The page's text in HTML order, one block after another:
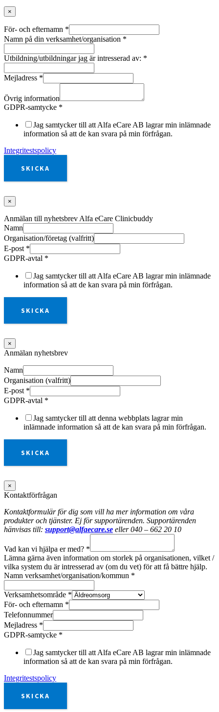
×
För- och efternamn *
Namn på din verksamhet/organisation *
Utbildning/utbildningar jag är intresserad av: *
Mejladress *
Övrig information
GDPR-samtycke *
Jag samtycker till att Alfa eCare AB lagrar min inlämnade
information så att de kan svara på min förfrågan.
Integritestspolicy
SKICKA
×
Anmälan till nyhetsbrev Alfa eCare Clinicbuddy
Namn
Organisation/företag (valfritt)
E-post *
GDPR-avtal *
Jag samtycker till att Alfa eCare AB lagrar min inlämnade
information så att de kan svara på min förfrågan.
SKICKA
×
Anmälan nyhetsbrev
Namn
Organisation (valfritt)
E-post *
GDPR-avtal *
Jag samtycker till att denna webbplats lagrar min
inlämnade information så att de kan svara på min förfrågan.
SKICKA
×
Kontaktförfrågan
Kontaktformulär för dig som vill ha mer information om våra
produkter och tjänster. Ej för supportärenden. Supportärenden
hänvisas till: support@alfaecare.se eller 040 – 662 20 10
Vad kan vi hjälpa er med? *
Lämna gärna även information om storlek på organisationen, vilket /
vilka system du är intresserad av (om du vet) för att få bättre hjälp.
Namn verksamhet/organisation/kommun *
Verksamhetsområde *
För- och efternamn *
Telefonnummer
Mejladress *
GDPR-samtycke *
Jag samtycker till att Alfa eCare AB lagrar min inlämnade
information så att de kan svara på min förfrågan.
Integritestspolicy
SKICKA